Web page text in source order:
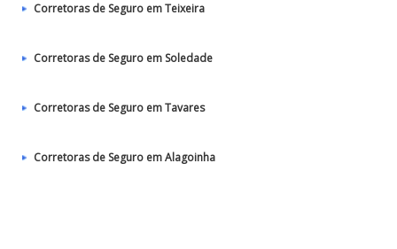
Corretoras de Seguro em Teixeira
Corretoras de Seguro em Soledade
Corretoras de Seguro em Tavares
Corretoras de Seguro em Alagoinha